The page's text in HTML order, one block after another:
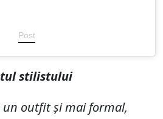
Post
stilistului
un outfit și mai formal,